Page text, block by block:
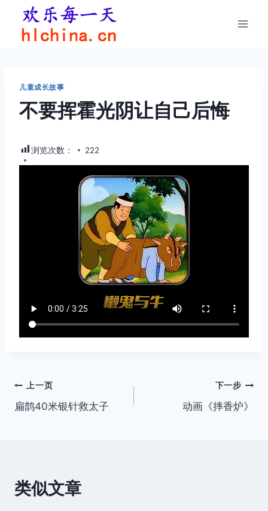
儿童成长故事
不要挥霍光阴让自己后悔
浏览次数： 222
文
章
上一页
扁鹊40米银针救太子
下一步
动画《摔香炉》
类似文章